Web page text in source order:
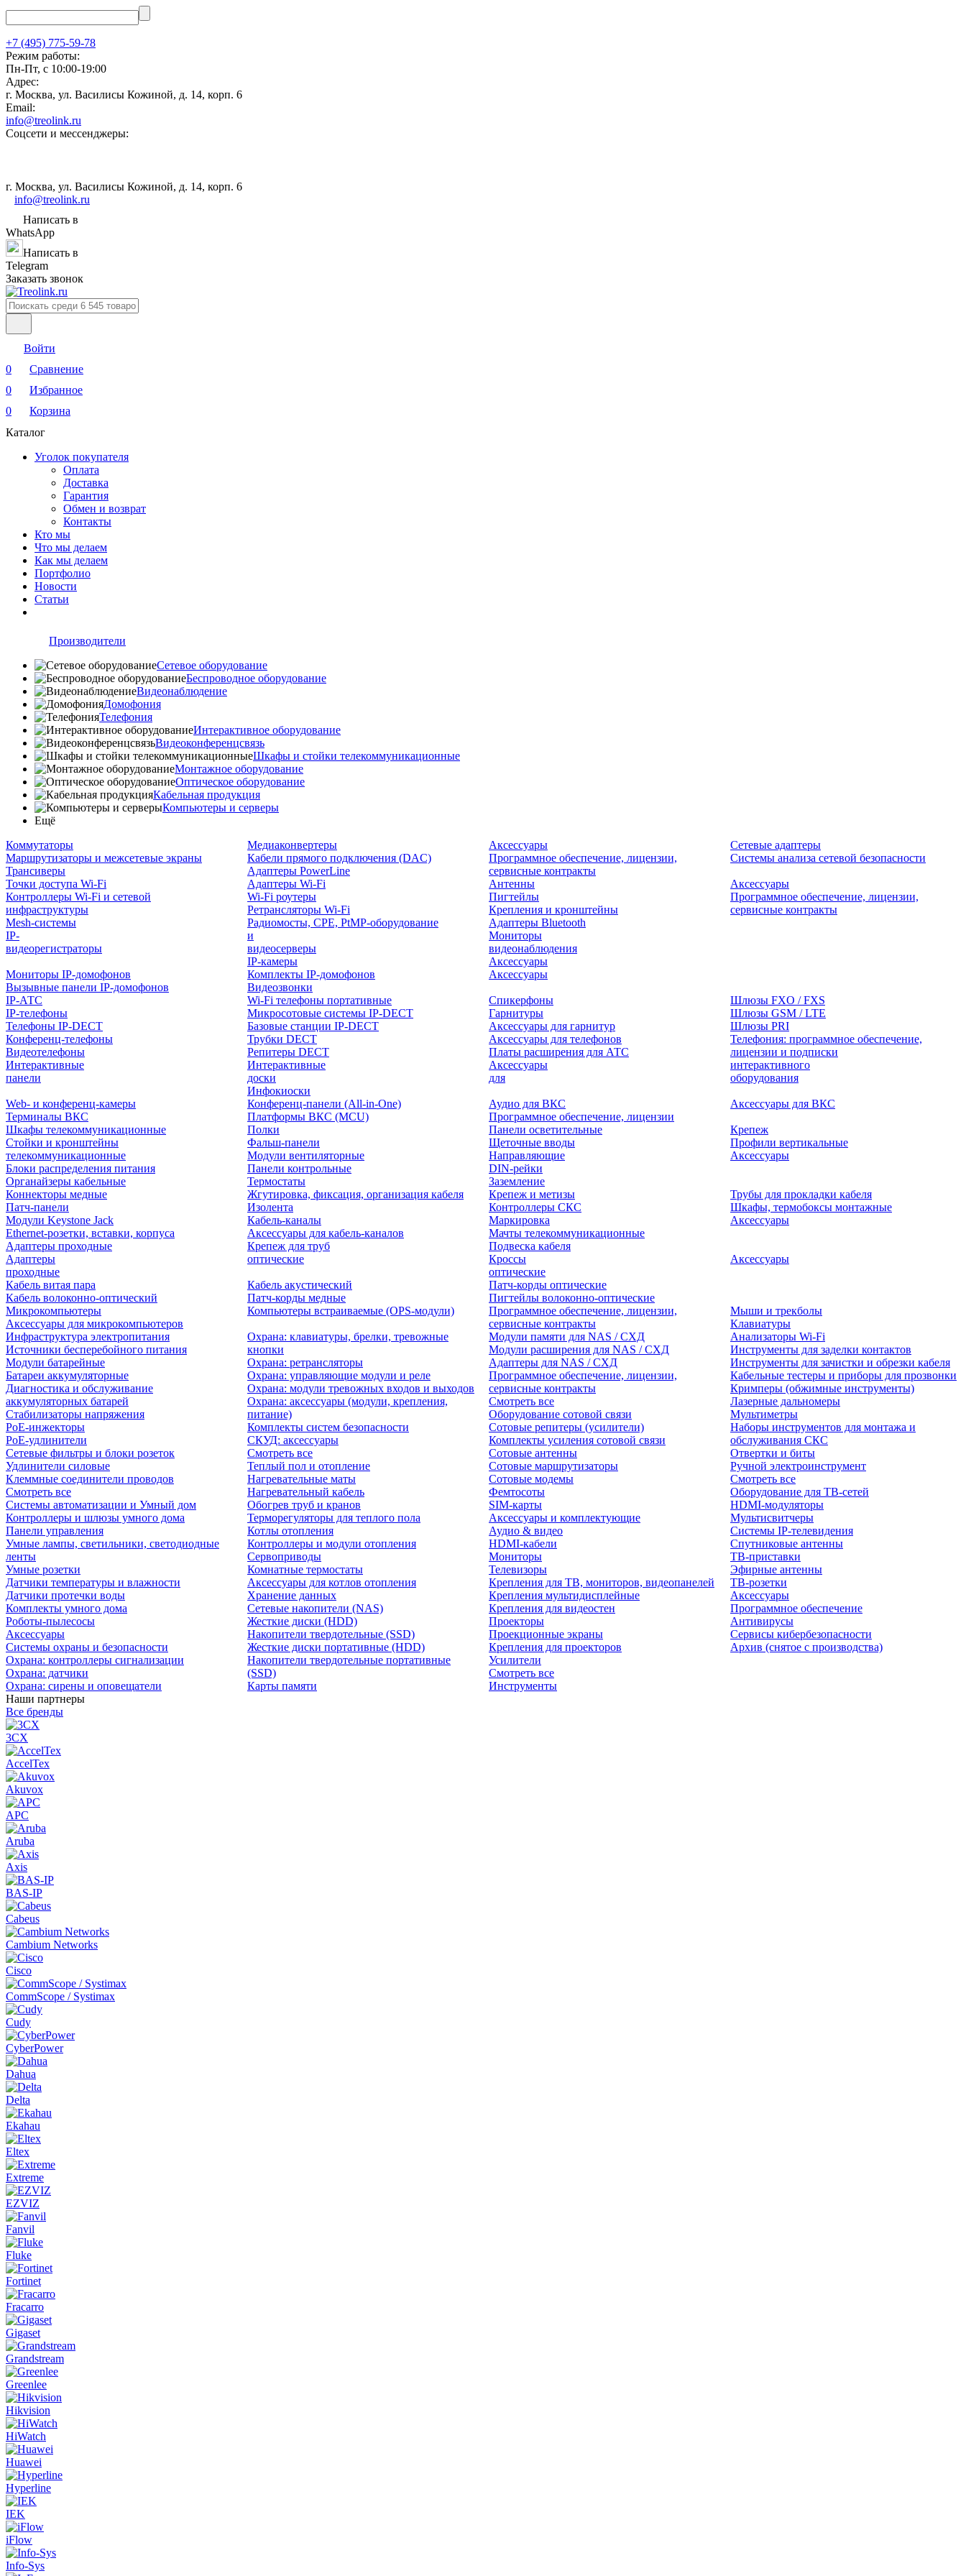
+7 (495) 775-59-78
Режим работы:
Пн-Пт, с 10:00-19:00
Адрес:
г. Москва, ул. Василисы Кожиной, д. 14, корп. 6
Email:
info@treolink.ru
Соцсети и мессенджеры:
г. Москва, ул. Василисы Кожиной, д. 14, корп. 6
info@treolink.ru
Написать в
WhatsApp
Написать в
Telegram
Заказать звонок
Войти
0
Сравнение
0
Избранное
0
Корзина
Каталог
Уголок покупателя
Оплата
Доставка
Гарантия
Обмен и возврат
Контакты
Кто мы
Что мы делаем
Как мы делаем
Портфолио
Новости
Статьи
Производители
Сетевое оборудование
Беспроводное оборудование
Видеонаблюдение
Домофония
Телефония
Интерактивное оборудование
Видеоконференцсвязь
Шкафы и стойки телекоммуникационные
Монтажное оборудование
Оптическое оборудование
Кабельная продукция
Компьютеры и серверы
Ещё
Коммутаторы
Маршрутизаторы и межсетевые экраны
Трансиверы
Медиаконвертеры
Кабели прямого подключения (DAC)
Адаптеры PowerLine
Аксессуары
Программное обеспечение, лицензии,
сервисные контракты
Сетевые адаптеры
Системы анализа сетевой безопасности
Точки доступа Wi-Fi
Контроллеры Wi-Fi и сетевой
инфраструктуры
Mesh-системы
Адаптеры Wi-Fi
Wi-Fi роутеры
Ретрансляторы Wi-Fi
Радиомосты, CPE, PtMP-оборудование
Антенны
Пигтейлы
Крепления и кронштейны
Адаптеры Bluetooth
Аксессуары
Программное обеспечение, лицензии,
сервисные контракты
IP-
видеорегистраторы
и
видеосерверы
IP-камеры
Мониторы
видеонаблюдения
Аксессуары
Мониторы IP-домофонов
Вызывные панели IP-домофонов
Комплекты IP-домофонов
Видеозвонки
Аксессуары
IP-АТС
IP-телефоны
Телефоны IP-DECT
Конференц-телефоны
Видеотелефоны
Wi-Fi телефоны портативные
Микросотовые системы IP-DECT
Базовые станции IP-DECT
Трубки DECT
Репитеры DECT
Спикерфоны
Гарнитуры
Аксессуары для гарнитур
Аксессуары для телефонов
Платы расширения для АТС
Шлюзы FXO / FXS
Шлюзы GSM / LTE
Шлюзы PRI
Телефония: программное обеспечение,
лицензии и подписки
Интерактивные
панели
Интерактивные
доски
Инфокиоски
Аксессуары
для
интерактивного
оборудования
Web- и конференц-камеры
Терминалы ВКС
Конференц-панели (All-in-One)
Платформы ВКС (MCU)
Аудио для ВКС
Программное обеспечение, лицензии
Аксессуары для ВКС
Шкафы телекоммуникационные
Стойки и кронштейны
телекоммуникационные
Блоки распределения питания
Органайзеры кабельные
Полки
Фальш-панели
Модули вентиляторные
Панели контрольные
Термостаты
Панели осветительные
Щеточные вводы
Направляющие
DIN-рейки
Заземление
Крепеж
Профили вертикальные
Аксессуары
Коннекторы медные
Патч-панели
Модули Keystone Jack
Ethernet-розетки, вставки, корпуса
Адаптеры проходные
Жгутировка, фиксация, организация кабеля
Изолента
Кабель-каналы
Аксессуары для кабель-каналов
Крепеж для труб
Крепеж и метизы
Контроллеры СКС
Маркировка
Мачты телекоммуникационные
Подвеска кабеля
Трубы для прокладки кабеля
Шкафы, термобоксы монтажные
Аксессуары
Адаптеры
проходные
оптические
Кроссы
оптические
Аксессуары
Кабель витая пара
Кабель волоконно-оптический
Кабель акустический
Патч-корды медные
Патч-корды оптические
Пигтейлы волоконно-оптические
Микрокомпьютеры
Аксессуары для микрокомпьютеров
Компьютеры встраиваемые (OPS-модули)
Программное обеспечение, лицензии,
сервисные контракты
Мыши и трекболы
Клавиатуры
Инфраструктура электропитания
Источники бесперебойного питания
Модули батарейные
Батареи аккумуляторные
Диагностика и обслуживание
аккумуляторных батарей
Стабилизаторы напряжения
PoE-инжекторы
PoE-удлинители
Сетевые фильтры и блоки розеток
Удлинители силовые
Клеммные соединители проводов
Смотреть все
Системы автоматизации и Умный дом
Контроллеры и шлюзы умного дома
Панели управления
Умные лампы, светильники, светодиодные
ленты
Умные розетки
Датчики температуры и влажности
Датчики протечки воды
Комплекты умного дома
Роботы-пылесосы
Аксессуары
Системы охраны и безопасности
Охрана: контроллеры сигнализации
Охрана: датчики
Охрана: сирены и оповещатели
Охрана: клавиатуры, брелки, тревожные
кнопки
Охрана: ретрансляторы
Охрана: управляющие модули и реле
Охрана: модули тревожных входов и выходов
Охрана: аксессуары (модули, крепления,
питание)
Комплекты систем безопасности
СКУД: аксессуары
Смотреть все
Теплый пол и отопление
Нагревательные маты
Нагревательный кабель
Обогрев труб и кранов
Терморегуляторы для теплого пола
Котлы отопления
Контроллеры и модули отопления
Сервоприводы
Комнатные термостаты
Аксессуары для котлов отопления
Хранение данных
Сетевые накопители (NAS)
Жесткие диски (HDD)
Накопители твердотельные (SSD)
Жесткие диски портативные (HDD)
Накопители твердотельные портативные
(SSD)
Карты памяти
Модули памяти для NAS / СХД
Модули расширения для NAS / СХД
Адаптеры для NAS / СХД
Программное обеспечение, лицензии,
сервисные контракты
Смотреть все
Оборудование сотовой связи
Сотовые репитеры (усилители)
Комплекты усиления сотовой связи
Сотовые антенны
Сотовые маршрутизаторы
Сотовые модемы
Фемтосоты
SIM-карты
Аксессуары и комплектующие
Аудио & видео
HDMI-кабели
Мониторы
Телевизоры
Крепления для ТВ, мониторов, видеопанелей
Крепления мультидисплейные
Крепления для видеостен
Проекторы
Проекционные экраны
Крепления для проекторов
Усилители
Смотреть все
Инструменты
Анализаторы Wi-Fi
Инструменты для заделки контактов
Инструменты для зачистки и обрезки кабеля
Кабельные тестеры и приборы для прозвонки
Кримперы (обжимные инструменты)
Лазерные дальномеры
Мультиметры
Наборы инструментов для монтажа и
обслуживания СКС
Отвертки и биты
Ручной электроинструмент
Смотреть все
Оборудование для ТВ-сетей
HDMI-модуляторы
Мультисвитчеры
Системы IP-телевидения
Спутниковые антенны
ТВ-приставки
Эфирные антенны
ТВ-розетки
Аксессуары
Программное обеспечение
Антивирусы
Сервисы кибербезопасности
Архив (снятое с производства)
Наши партнеры
Все бренды
3CX
AccelTex
Akuvox
APC
Aruba
Axis
BAS-IP
Cabeus
Cambium Networks
Cisco
CommScope / Systimax
Cudy
CyberPower
Dahua
Delta
Ekahau
Eltex
Extreme
EZVIZ
Fanvil
Fluke
Fortinet
Fracarro
Gigaset
Grandstream
Greenlee
Hikvision
HiWatch
Huawei
Hyperline
IEK
iFlow
Info-Sys